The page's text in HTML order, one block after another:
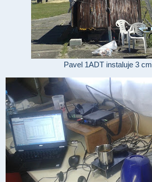
Pavel 1ADT instaluje 3